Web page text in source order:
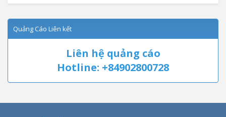
Quảng Cáo Liên kết
Liên hệ quảng cáo
Hotline: +84902800728